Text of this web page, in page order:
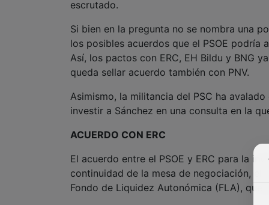
escrutado.
Si bien en la pregunta no se nombra una
los posibles acuerdos que el PSOE podría
Así, los pactos con ERC, EH Bildu y BNG
queda sellar acuerdo también con PNV.
Asimismo, la militancia del PSC ha
investir a Sánchez en una consulta en la
ACUERDO CON ERC
El acuerdo entre el PSOE y ERC para la
continuidad de la mesa de negociación, el
Fondo de Liquidez Autonómica (FLA), que